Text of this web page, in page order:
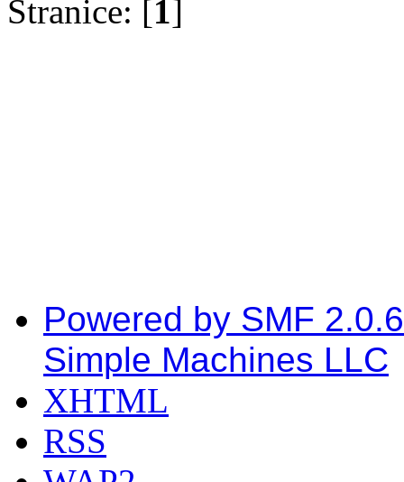
Stranice: [1]
Powered by SMF 2.0.6
Simple Machines LLC
XHTML
RSS